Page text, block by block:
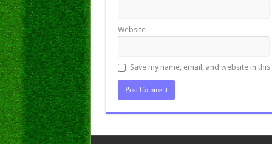
Website
Save my name, email, and website in